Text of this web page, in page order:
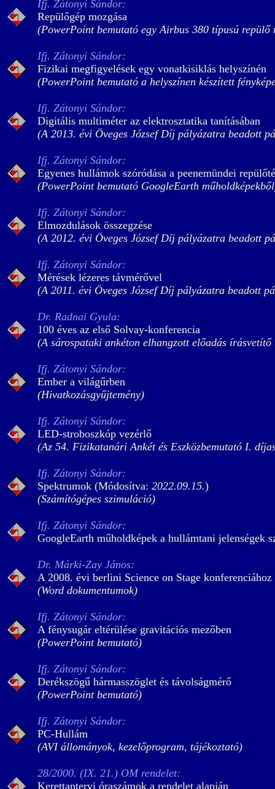
Ifj. Zátonyi Sándor:
Repülőgép mozgása
(PowerPoint bemutató egy Airbus 380 típusú repülő
Ifj. Zátonyi Sándor:
Fizikai megfigyelések egy vonatkisiklás helyszínén
(PowerPoint bemutató a helyszínen készített
Ifj. Zátonyi Sándor:
Digitális multiméter az elektrosztatika tanításában
(A 2013. évi Öveges József Díj pályázatra beadott
Ifj. Zátonyi Sándor:
Egyenes hullámok szóródása a peenemündei
(PowerPoint bemutató GoogleEarth
Ifj. Zátonyi Sándor:
Elmozdulások összegzése
(A 2012. évi Öveges József Díj pályázatra beadott
Ifj. Zátonyi Sándor:
Mérések lézeres távmérővel
(A 2011. évi Öveges József Díj pályázatra beadott
Dr. Radnai Gyula:
100 éves az első Solvay-konferencia
(A sárospataki ankéton elhangzott előadás írásvetítő
Ifj. Zátonyi Sándor:
Ember a világűrben
(Hivatkozásgyűjtemény)
Ifj. Zátonyi Sándor:
LED-stroboszkóp vezérlő
(Az 54. Fizikatanári Ankét és Eszközbemutató I.
Ifj. Zátonyi Sándor:
Spektrumok (Módosítva: 2022.09.15.)
(Számítógépes szimuláció)
Ifj. Zátonyi Sándor:
GoogleEarth műholdképek a hullámtani jelenségek
Dr. Márki-Zay János:
A 2008. évi berlini Science on Stage
(Word dokumentumok)
Ifj. Zátonyi Sándor:
A fénysugár eltérülése gravitációs mezőben
(PowerPoint bemutató)
Ifj. Zátonyi Sándor:
Derékszögű hármasszöglet és távolságmérő
(PowerPoint bemutató)
Ifj. Zátonyi Sándor:
PC-Hullám
(AVI állományok, kezelőprogram, tájékoztató)
28/2000. (IX. 21.) OM rendelet:
Kerettantervi óraszámok a rendelet alapján